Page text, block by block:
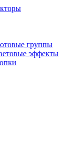
группы
эффекты